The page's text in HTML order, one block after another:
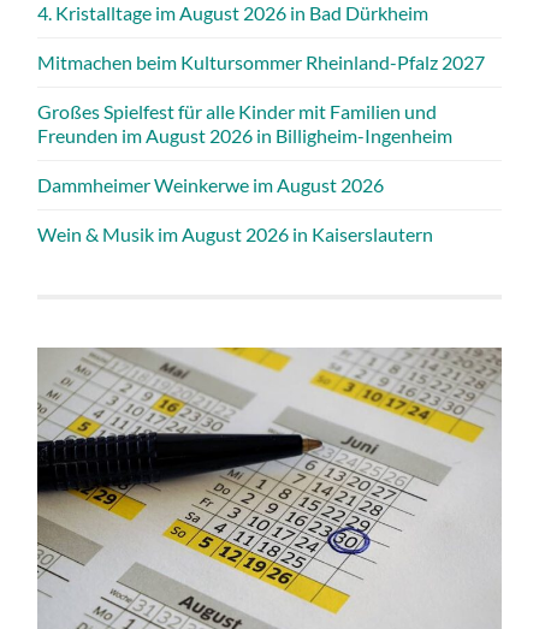
4. Kristalltage im August 2026 in Bad Dürkheim
Mitmachen beim Kultursommer Rheinland-Pfalz 2027
Großes Spielfest für alle Kinder mit Familien und
Freunden im August 2026 in Billigheim-Ingenheim
Dammheimer Weinkerwe im August 2026
Wein & Musik im August 2026 in Kaiserslautern